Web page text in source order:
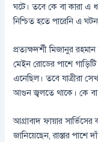
ঘটে। তবে কে বা কারা এ
নিশ্চিত হতে পারেনি এ
প্রত্যক্ষদর্শী মিজানুর
মেইন রোডের পাশে গাড়িটি
এনেছিল। তবে যাত্রীরা
আগুন জ্বলতে থাকে। কে বা
আগ্রাবাদ ফায়ার
জানিয়েছেন, রাস্তার